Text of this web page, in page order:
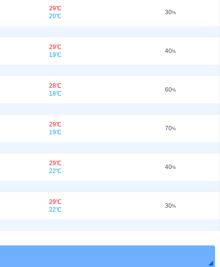
29℃
20℃
30%
29℃
19℃
40%
28℃
18℃
60%
29℃
19℃
70%
29℃
22℃
40%
29℃
22℃
30%